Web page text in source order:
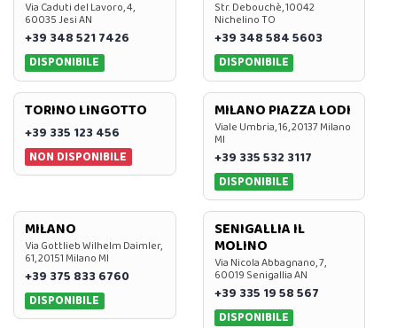
Via Caduti del Lavoro, 4,
60035 Jesi AN
+39 348 521 7426
DISPONIBILE
Str. Debouchè, 10042
Nichelino TO
+39 348 584 5603
DISPONIBILE
TORINO LINGOTTO
+39 335 123 456
NON DISPONIBILE
MILANO PIAZZA LODI
Viale Umbria, 16, 20137 Milano
MI
+39 335 532 3117
DISPONIBILE
MILANO
Via Gottlieb Wilhelm Daimler,
61, 20151 Milano MI
+39 375 833 6760
DISPONIBILE
SENIGALLIA IL
MOLINO
Via Nicola Abbagnano, 7,
60019 Senigallia AN
+39 335 19 58 567
DISPONIBILE